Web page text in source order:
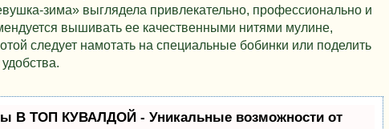
зима» выглядела привлекательно, профессионально и
вышивать ее качественными нитями мулине,
следует намотать на специальные бобинки или поделить
В ТОП КУВАЛДОЙ - Уникальные возможности от